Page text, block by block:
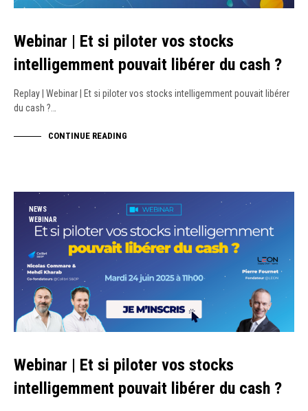
Webinar | Et si piloter vos stocks
intelligemment pouvait libérer du cash ?
Replay | Webinar | Et si piloter vos stocks intelligemment pouvait libérer
du cash ?…
CONTINUE READING
NEWS
WEBINAR
Webinar | Et si piloter vos stocks
intelligemment pouvait libérer du cash ?